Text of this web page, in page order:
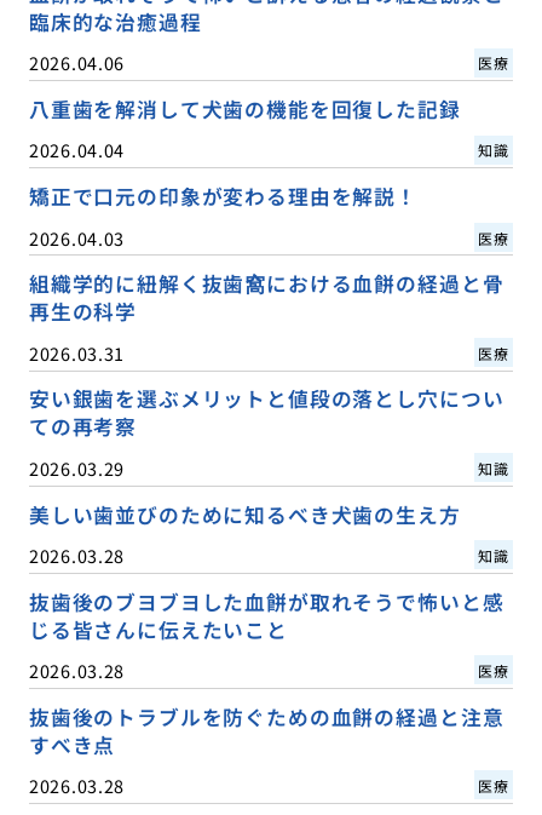
臨床的な治癒過程
2026.04.06 医療
八重歯を解消して犬歯の機能を回復した記録
2026.04.04 知識
矯正で口元の印象が変わる理由を解説！
2026.04.03 医療
組織学的に紐解く抜歯窩における血餅の経過と骨
再生の科学
2026.03.31 医療
安い銀歯を選ぶメリットと値段の落とし穴につい
ての再考察
2026.03.29 知識
美しい歯並びのために知るべき犬歯の生え方
2026.03.28 知識
抜歯後のブヨブヨした血餅が取れそうで怖いと感
じる皆さんに伝えたいこと
2026.03.28 医療
抜歯後のトラブルを防ぐための血餅の経過と注意
すべき点
2026.03.28 医療